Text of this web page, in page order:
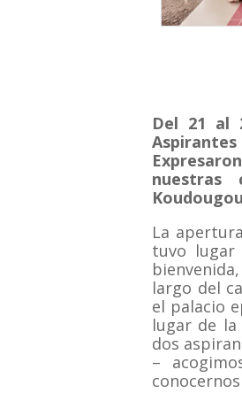
Del 21 al
nuestras
La
tuvo lugar
largo del
el palacio
lugar de la
dos
–